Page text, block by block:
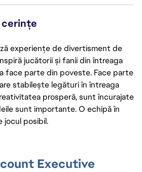
experiențe de divertisment de
jucătorii și fanii din întreaga
face parte din poveste. Face parte
stabilește legături în întreaga
prosperă, sunt încurajate
sunt importante. O echipă în
jocul posibil.
Executive